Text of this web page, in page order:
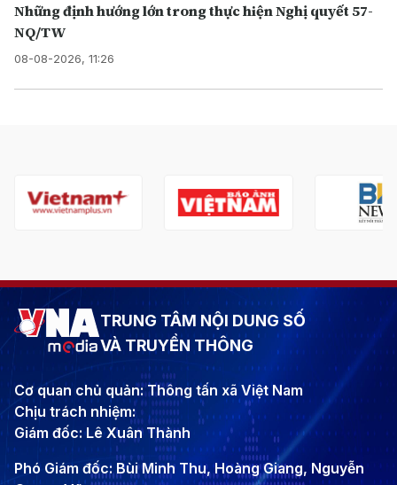
Những định hướng lớn trong thực hiện Nghị quyết 57-
NQ/TW
08-08-2026, 11:26
TRUNG TÂM NỘI DUNG SỐ
VÀ TRUYỀN THÔNG
Cơ quan chủ quản: Thông tấn xã Việt Nam
Chịu trách nhiệm:
Giám đốc: Lê Xuân Thành
Phó Giám đốc: Bùi Minh Thu, Hoàng Giang, Nguyễn